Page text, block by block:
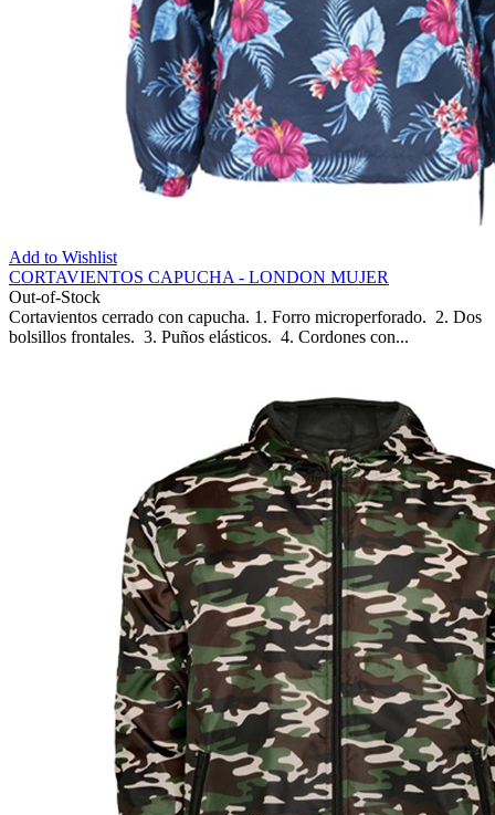
Add to Wishlist
CORTAVIENTOS CAPUCHA - LONDON MUJER
Out-of-Stock
Cortavientos cerrado con capucha. 1. Forro microperforado. 2. Dos
bolsillos frontales. 3. Puños elásticos. 4. Cordones con...